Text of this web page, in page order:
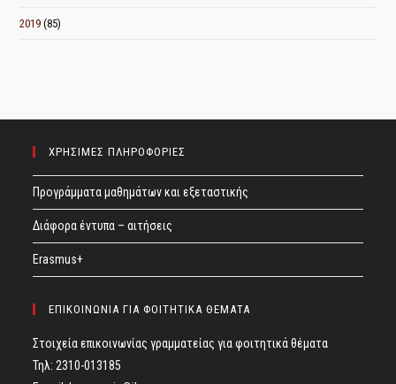
2019 (85)
ΧΡΗΣΙΜΕΣ ΠΛΗΡΟΦΟΡΙΕΣ
Προγράμματα μαθημάτων και εξεταστικής
Διάφορα έντυπα – αιτήσεις
Erasmus+
ΕΠΙΚΟΙΝΩΝΙΑ ΓΙΑ ΦΟΙΤΗΤΙΚΑ ΘΕΜΑΤΑ
Στοιχεία επικοινωνίας γραμματείας για φοιτητικά θέματα
Τηλ: 2310-013185